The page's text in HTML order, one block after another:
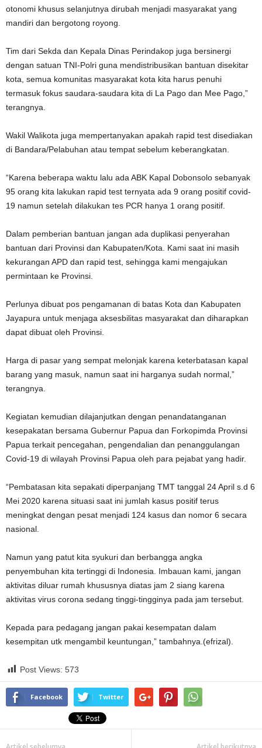
otonomi khusus selanjutnya dirubah menjadi masyarakat yang
mandiri dan bergotong royong.
Tim dari Sekda dan Kepala Dinas Perindakop juga bersinergi
dengan satuan TNI-Polri guna mendistribusikan bantuan disekitar
kota, semua komunitas masyarakat kota kita harus penuhi
termasuk fokus saudara-saudara kita di La Pago dan Mee Pago,”
terangnya.
Wakil Walikota juga mempertanyakan apakah rapid test disediakan
di Bandara/Pelabuhan atau tempat sebelum keberangkatan.
“Karena beberapa waktu lalu ada ABK Kapal Dobonsolo sebanyak
95 orang kita lakukan rapid test ternyata ada 9 orang positif covid-
19 namun setelah dilakukan tes PCR hanya 1 orang positif.
Dalam pemberian bantuan jangan ada duplikasi penyerahan
bantuan dari Provinsi dan Kabupaten/Kota. Kami saat ini masih
kekurangan APD dan rapid test, sehingga kami mengajukan
permintaan ke Provinsi.
Perlunya dibuat pos pengamanan di batas Kota dan Kabupaten
Jayapura untuk menjaga aksesbilitas masyarakat dan diharapkan
dapat dibuat oleh Provinsi.
Harga di pasar yang sempat melonjak karena keterbatasan kapal
barang yang masuk, namun saat ini harganya sudah normal,”
terangnya.
Kegiatan kemudian dilajanjutkan dengan penandatanganan
kesepakatan bersama Gubernur Papua dan Forkopimda Provinsi
Papua terkait pencegahan, pengendalian dan penanggulangan
Covid-19 di wilayah Provinsi Papua oleh para pejabat yang hadir.
“Pembatasan kita sepakati diperpanjang TMT tanggal 24 April s.d 6
Mei 2020 karena situasi saat ini jumlah kasus positif terus
meningkat dengan pesat menjadi 124 kasus dan nomor 6 secara
nasional.
Namun yang patut kita syukuri dan berbangga angka
penyembuhan kita tertinggi di Indonesia. Imbauan kami, jangan
aktivitas diluar rumah khususnya diatas jam 2 siang karena
aktivitas virus corona sedang tinggi-tingginya pada jam tersebut.
Kepada para pedagang jangan pakai kesempatan dalam
kesempitan utk mengambil keuntungan,” tambahnya.(efrizal).
Post Views: 573
Facebook Twitter